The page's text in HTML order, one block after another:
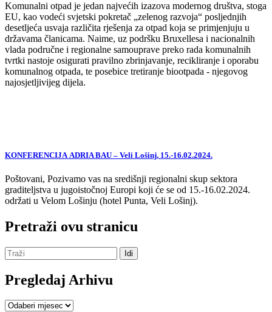
Komunalni otpad je jedan najvećih izazova modernog društva, stoga
EU, kao vodeći svjetski pokretač „zelenog razvoja“ posljednjih
desetljeća usvaja različita rješenja za otpad koja se primjenjuju u
državama članicama. Naime, uz podršku Bruxellesa i nacionalnih
vlada područne i regionalne samouprave preko rada komunalnih
tvrtki nastoje osigurati pravilno zbrinjavanje, recikliranje i oporabu
komunalnog otpada, te posebice tretiranje biootpada - njegovog
najosjetljivijeg dijela.
KONFERENCIJA ADRIA BAU – Veli Lošinj, 15.-16.02.2024.
Poštovani, Pozivamo vas na središnji regionalni skup sektora
graditeljstva u jugoistočnoj Europi koji će se od 15.-16.02.2024.
održati u Velom Lošinju (hotel Punta, Veli Lošinj).
Pretraži ovu stranicu
Pregledaj Arhivu
Pregledaj